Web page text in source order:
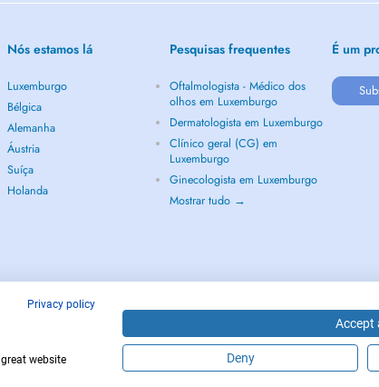
Nós estamos lá
Luxemburgo
Bélgica
Alemanha
Áustria
Suíça
Holanda
Pesquisas frequentes
Oftalmologista - Médico dos
olhos em Luxemburgo
Dermatologista em Luxemburgo
Clínico geral (CG) em
Luxemburgo
Ginecologista em Luxemburgo
Mostrar tudo →
É um
Copyright © 2026 - DOCTENA S.A. 42, Rue de la
Privacy policy
website
Accept
Deny